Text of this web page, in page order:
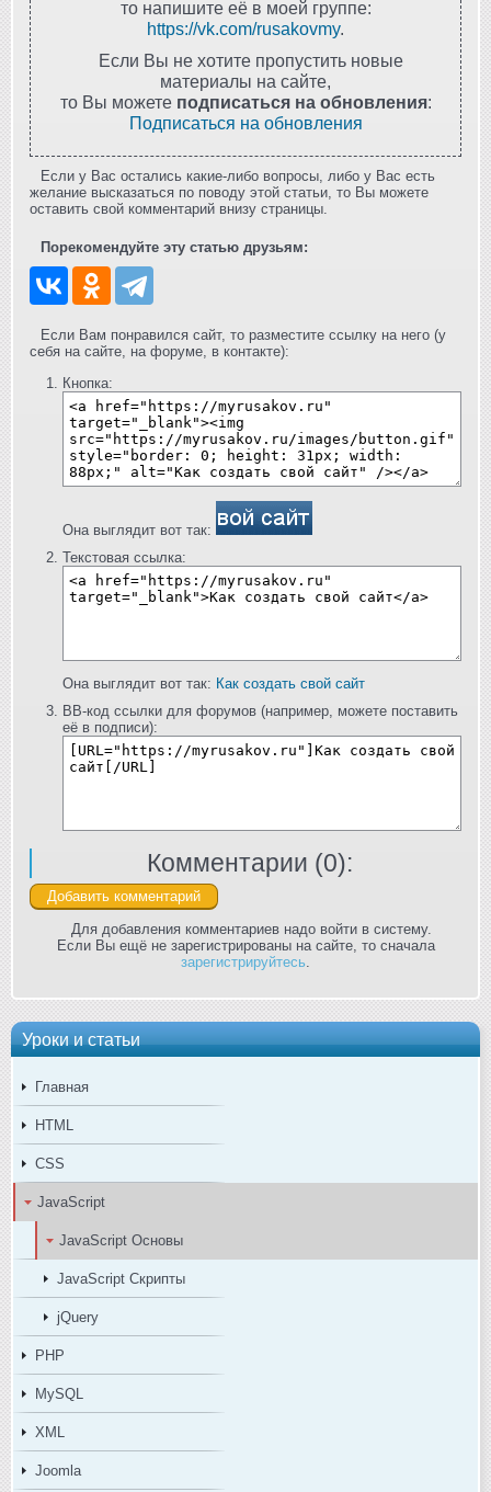
Уроки и статьи
Главная
HTML
CSS
JavaScript
JavaScript Основы
JavaScript Скрипты
jQuery
PHP
MySQL
XML
Joomla
то напишите её в моей группе:
https://vk.com/rusakovmy.
Если Вы не хотите пропустить новые
материалы на сайте,
то Вы можете подписаться на обновления:
Подписаться на обновления
Если у Вас остались какие-либо вопросы, либо у Вас есть
желание высказаться по поводу этой статьи, то Вы можете
оставить свой комментарий внизу страницы.
Порекомендуйте эту статью друзьям:
Если Вам понравился сайт, то разместите ссылку на него (у
себя на сайте, на форуме, в контакте):
Кнопка:
Она выглядит вот так:
Текстовая ссылка:
Она выглядит вот так: Как создать свой сайт
BB-код ссылки для форумов (например, можете поставить
её в подписи):
Комментарии (0):
Для добавления комментариев надо войти в систему.
Если Вы ещё не зарегистрированы на сайте, то сначала
зарегистрируйтесь.